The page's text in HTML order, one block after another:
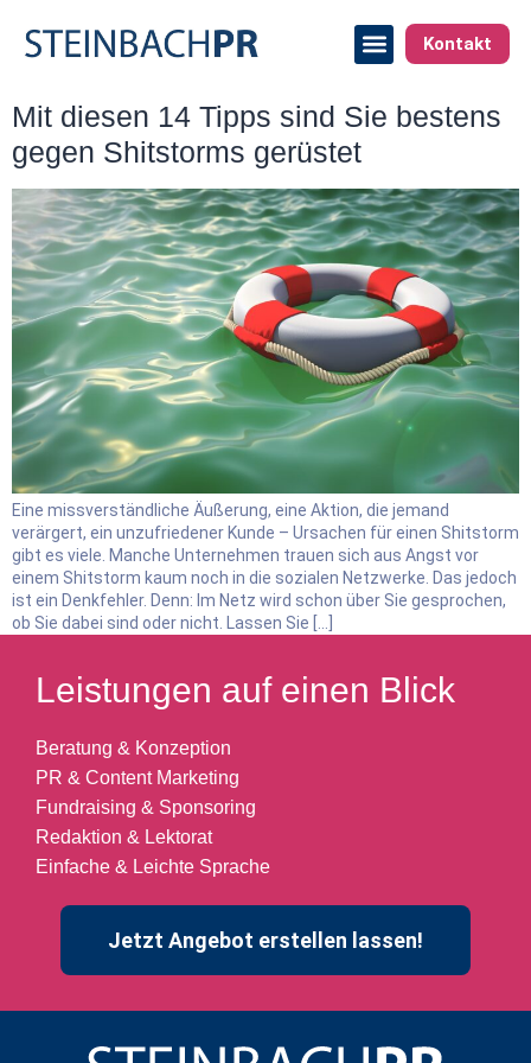
Kontakt
Mit diesen 14 Tipps sind Sie bestens
gegen Shitstorms gerüstet
Eine missverständliche Äußerung, eine Aktion, die jemand
verärgert, ein unzufriedener Kunde – Ursachen für einen Shitstorm
gibt es viele. Manche Unternehmen trauen sich aus Angst vor
einem Shitstorm kaum noch in die sozialen Netzwerke. Das jedoch
ist ein Denkfehler. Denn: Im Netz wird schon über Sie gesprochen,
ob Sie dabei sind oder nicht. Lassen Sie […]
Leistungen auf einen Blick
Beratung & Konzeption
PR & Content Marketing
Fundraising & Sponsoring
Redaktion & Lektorat
Einfache & Leichte Sprache
Jetzt Angebot erstellen lassen!